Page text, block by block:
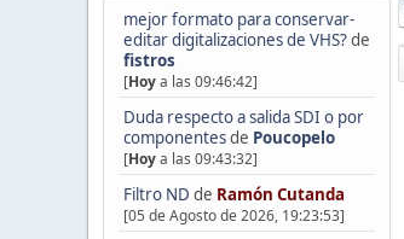
mejor formato para conservar-
editar digitalizaciones de VHS?de
fistros
[Hoya las 09:46:42]
Duda respecto a salida SDI o por
componentesde Poucopelo
[Hoya las 09:43:32]
Filtro ND de Ramón Cutanda
[05 de Agosto de 2026, 19:23:53]